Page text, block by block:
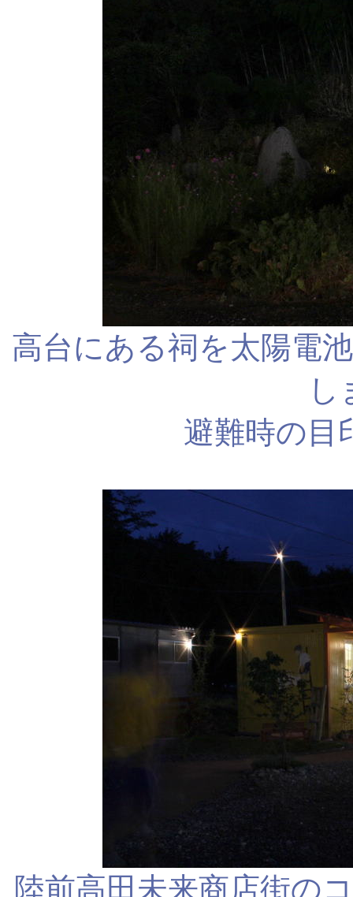
高台にある祠を太陽電
し
避難時の目
陸前高田未来商店街の